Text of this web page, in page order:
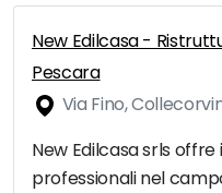
New Edilcasa -
Pescara
Via Fino,
New Edilcasa srls
professionali nel